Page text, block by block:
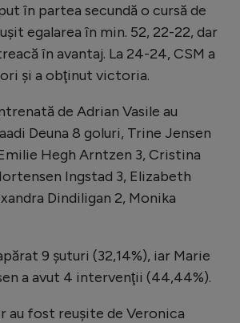
1
în partea secundă o cursă de
egalarea în min. 52, 22-22, dar
în avantaj. La 24-24, CSM a
şi a obţinut victoria.
de Adrian Vasile au
Deuna 8 goluri, Trine Jensen
Hegh Arntzen 3, Cristina
Ingstad 3, Elizabeth
Dindiligan 2, Monika
9 şuturi (32,14%), iar Marie
a avut 4 intervenţii (44,44%).
au fost reuşite de Veronica